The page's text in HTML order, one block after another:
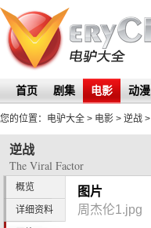
首页 剧集 电影 动漫
您的位置： 电驴大全 > 电影 > 逆战 >
逆战
The Viral Factor
概览
详细资料
图片
周杰伦1.jpg